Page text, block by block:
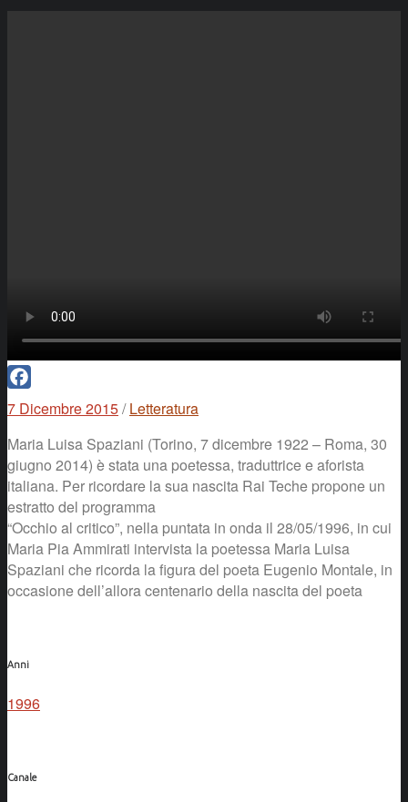
Facebook
7 Dicembre 2015/ Letteratura
Maria Luisa Spaziani (Torino, 7 dicembre 1922 – Roma, 30
giugno 2014) è stata una poetessa, traduttrice e aforista
italiana. Per ricordare la sua nascita Rai Teche propone un
estratto del programma
“Occhio al critico”, nella puntata in onda il 28/05/1996, in cui
Maria Pia Ammirati intervista la poetessa Maria Luisa
Spaziani che ricorda la figura del poeta Eugenio Montale, in
occasione dell’allora centenario della nascita del poeta
Anni
1996
Canale